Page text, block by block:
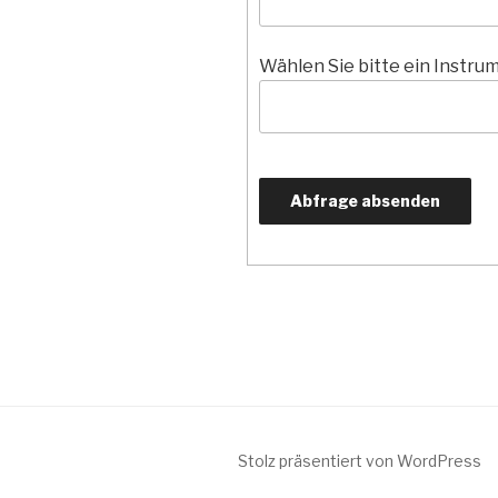
Wählen Sie bitte ein
Stolz präsentiert von WordPress